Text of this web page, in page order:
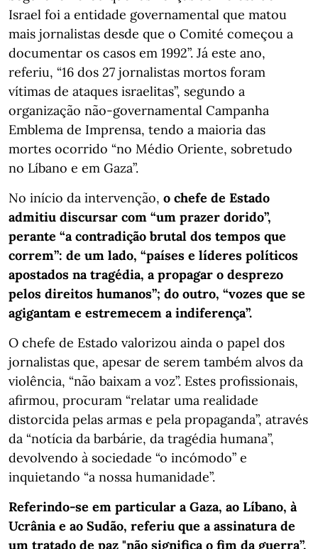
Israel foi a entidade governamental que matou
mais jornalistas desde que o Comité começou a
documentar os casos em 1992”. Já este ano,
referiu, “16 dos 27 jornalistas mortos foram
vítimas de ataques israelitas”, segundo a
organização não-governamental Campanha
Emblema de Imprensa, tendo a maioria das
mortes ocorrido “no Médio Oriente, sobretudo
no Líbano e em Gaza”.
No início da intervenção, o chefe de Estado
admitiu discursar com “um prazer dorido”,
perante “a contradição brutal dos tempos que
correm”: de um lado, “países e líderes políticos
apostados na tragédia, a propagar o desprezo
pelos direitos humanos”; do outro, “vozes que se
agigantam e estremecem a indiferença”.
O chefe de Estado valorizou ainda o papel dos
jornalistas que, apesar de serem também alvos da
violência, “não baixam a voz”. Estes profissionais,
afirmou, procuram “relatar uma realidade
distorcida pelas armas e pela propaganda”, através
da “notícia da barbárie, da tragédia humana”,
devolvendo à sociedade “o incómodo” e
inquietando “a nossa humanidade”.
Referindo-se em particular a Gaza, ao Líbano, à
Ucrânia e ao Sudão, referiu que a assinatura de
um tratado de paz "não significa o fim da guerra”,